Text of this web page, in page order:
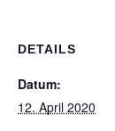
DETAILS
Datum:
12. April 2020